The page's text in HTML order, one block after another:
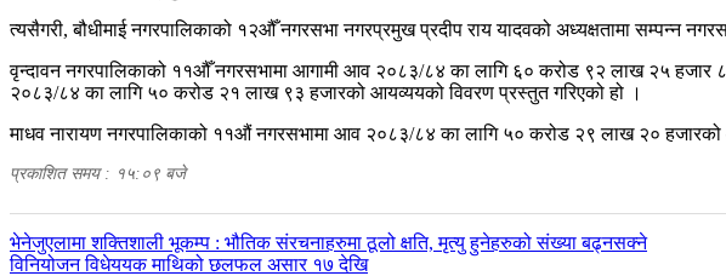
त्यसैगरी, बौधीमाई नगरपालिकाको १२औँ नगरसभा नगरप्रमुख प्रदीप राय यादवको अध्यक्षतामा सम्पन्न
वृन्दावन नगरपालिकाको ११औँ नगरसभामा आगामी आव २०८३/८४ का लागि ६० करोड ९२ लाख २५ हजार
२०८३/८४ का लागि ५० करोड २१ लाख ९३ हजारको आयव्ययको विवरण प्रस्तुत गरिएको हो ।
माधव नारायण नगरपालिकाको ११औं नगरसभामा आव २०८३/८४ का लागि ५० करोड २९ लाख २० हजारको
प्रकाशित समय : १५:०९ बजे
पछिल्लाे
-
भेनेजुएलामा शक्तिशाली भूकम्प : भौतिक संरचनाहरुमा ठूलो क्षति, मृत्यु हुनेहरुको संख्या बढ्नसक्ने
अघिल्लाे
विनियोजन विधेययक माथिको छलफल असार १७ देखि